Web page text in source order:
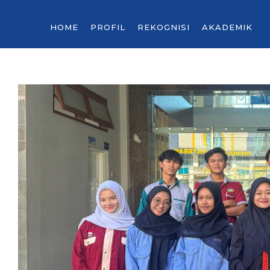
HOME PROFIL REKOGNISI AKADEMIK